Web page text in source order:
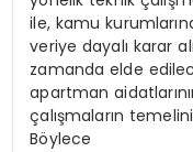
ile, kamu
veriye dayalı karar
zamanda elde
apartman
çalışmaların
Böylece